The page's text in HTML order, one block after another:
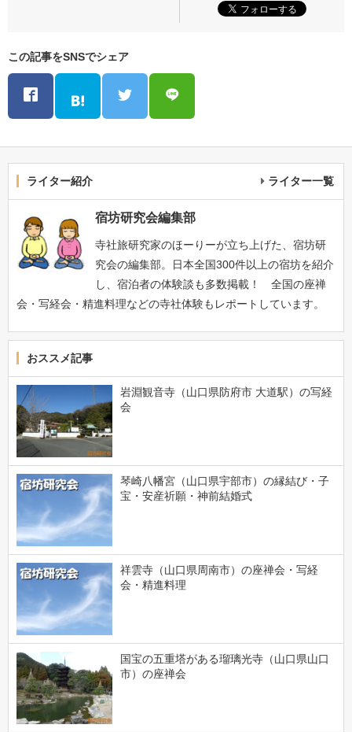
この記事をSNSでシェア
ライター紹介 ライター一覧
宿坊研究会編集部
寺社旅研究家のほーりーが立ち上げた、宿坊研
究会の編集部。日本全国300件以上の宿坊を紹介
し、宿泊者の体験談も多数掲載！ 全国の座禅
会・写経会・精進料理などの寺社体験もレポートしています。
おススメ記事
岩淵観音寺（山口県防府市 大道駅）の写経
会
琴崎八幡宮（山口県宇部市）の縁結び・子
宝・安産祈願・神前結婚式
祥雲寺（山口県周南市）の座禅会・写経
会・精進料理
国宝の五重塔がある瑠璃光寺（山口県山口
市）の座禅会